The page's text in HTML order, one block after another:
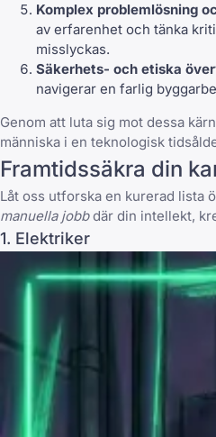
Komplex problemlösning
av erfarenhet och tänka
misslyckas.
Säkerhets- och etiska
navigerar en farlig
Genom att luta sig mot dessa
människa i en teknologisk
Framtidssäkra din
Låt oss utforska en kurerad lista
manuella jobbdär din intellekt,
1. Elektriker